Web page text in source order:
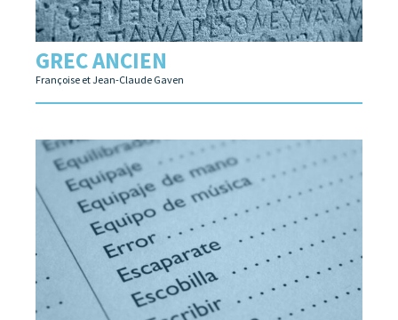
GREC ANCIEN
Françoise et Jean-Claude Gaven